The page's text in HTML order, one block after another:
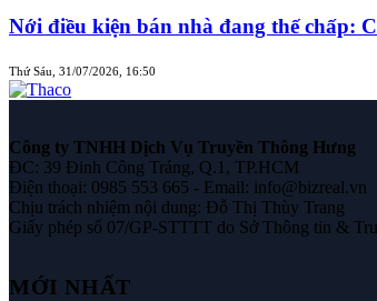
Nới điều kiện bán nhà đang thế chấp:
Thứ Sáu, 31/07/2026, 16:50
Công ty TNHH Dịch Vụ Truyền Thông Hưng
ĐC: 39 Đinh Công Tráng, Q.1, TP.HCM
Điện thoại: 0985 553 665 - Email: info@bizreal.vn
Chịu trách nhiệm nội dung: Đỗ Thị Thùy Trang
Giấy phép số 07/GP-STTTT do Sở Thông tin &
MỚI NHẤT